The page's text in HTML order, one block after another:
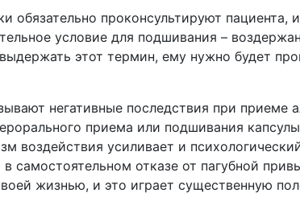
обязательно проконсультируют пациента,
условие для подшивания –
этот термин, ему нужно будет
негативные последствия при приеме
приема или подшивания
воздействия усиливает и
самостоятельном отказе от пагубной
жизнью, и это играет существенную